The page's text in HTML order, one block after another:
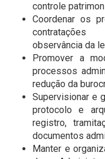
controle
Coordenar os
contratações
observância da
Promover a
processos
redução da
Supervisionar e
protocolo e
registro,
documentos
Manter e